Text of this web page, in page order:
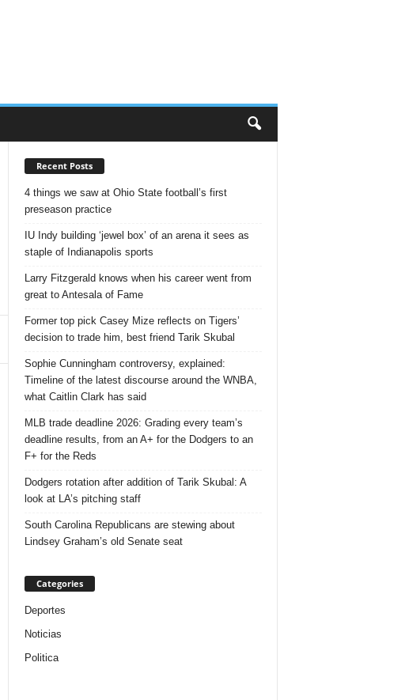
Recent Posts
4 things we saw at Ohio State football’s first
preseason practice
IU Indy building ‘jewel box’ of an arena it sees as
staple of Indianapolis sports
Larry Fitzgerald knows when his career went from
great to Antesala of Fame
Former top pick Casey Mize reflects on Tigers’
decision to trade him, best friend Tarik Skubal
Sophie Cunningham controversy, explained:
Timeline of the latest discourse around the WNBA,
what Caitlin Clark has said
MLB trade deadline 2026: Grading every team’s
deadline results, from an A+ for the Dodgers to an
F+ for the Reds
Dodgers rotation after addition of Tarik Skubal: A
look at LA’s pitching staff
South Carolina Republicans are stewing about
Lindsey Graham’s old Senate seat
Categories
Deportes
Noticias
Politica